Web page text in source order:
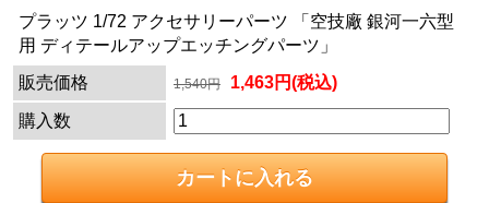
プラッツ 1/72 アクセサリーパーツ 「空技廠 銀河一六型
用 ディテールアップエッチングパーツ」
販売価格
1,540円 1,463円(税込)
購入数